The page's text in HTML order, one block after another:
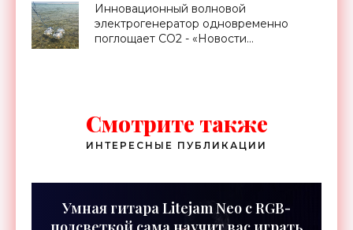
Инновационный волновой
электрогенератор одновременно
поглощает CO2 - «Новости
Смотрите также
ИНТЕРЕСНЫЕ ПУБЛИКАЦИИ
Умная гитара Litejam Neo с RGB-